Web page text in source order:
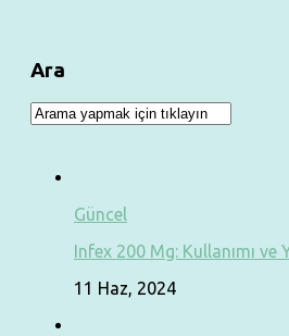
Ara
Güncel
Infex 200 Mg: Kullanımı ve
11 Haz, 2024